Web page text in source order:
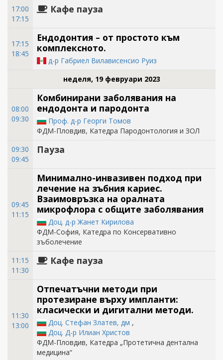
17:00
17:15
Кафе пауза
17:15
18:45
Ендодонтия – от простото към
комплексното.
д-р Габриел Вилависенсио Руиз
неделя, 19 февруари 2023
08:00
09:30
Комбинирани заболявания на
ендодонта и пародонта
Проф. д-р Георги Томов
ФДМ-Пловдив, Катедра Пародонтология и ЗОЛ
09:30
09:45
Пауза
09:45
11:15
Минимално-инвазивeн подход при
лечение на зъбния кариес.
Взаимовръзка на оралната
микрофлора с общите заболявания
Доц. д-р Жанет Кирилова
ФДМ-София, Катедра по Консервативно
зъболечение
11:15
11:30
Кафе пауза
11:30
13:00
Отпечатъчни методи при
протезиране върху импланти:
класически и дигитални методи.
Доц. Стефан Златев, дм ,
Доц. Д-р Илиан Христов
ФДМ-Пловдив, Катедра „Протетична дентална
медицина“